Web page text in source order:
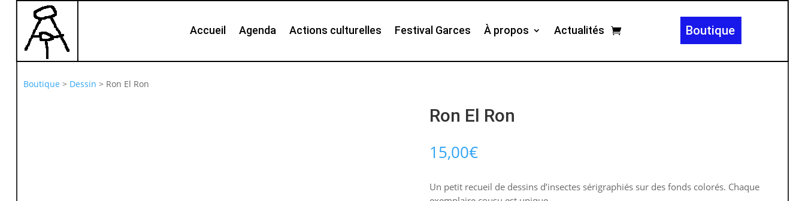
Accueil Agenda Actions culturelles Festival Garces À propos Actualités Boutique
Boutique > Dessin > Ron El Ron
Ron El Ron
15,00€
Un petit recueil de dessins d’insectes sérigraphiés sur des fonds colorés. Chaque